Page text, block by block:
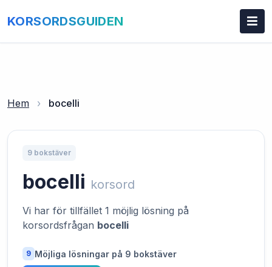
KORSORDSGUIDEN
Hem › bocelli
9 bokstäver
bocelli korsord
Vi har för tillfället 1 möjlig lösning på
korsordsfrågan bocelli
9 Möjliga lösningar på 9 bokstäver